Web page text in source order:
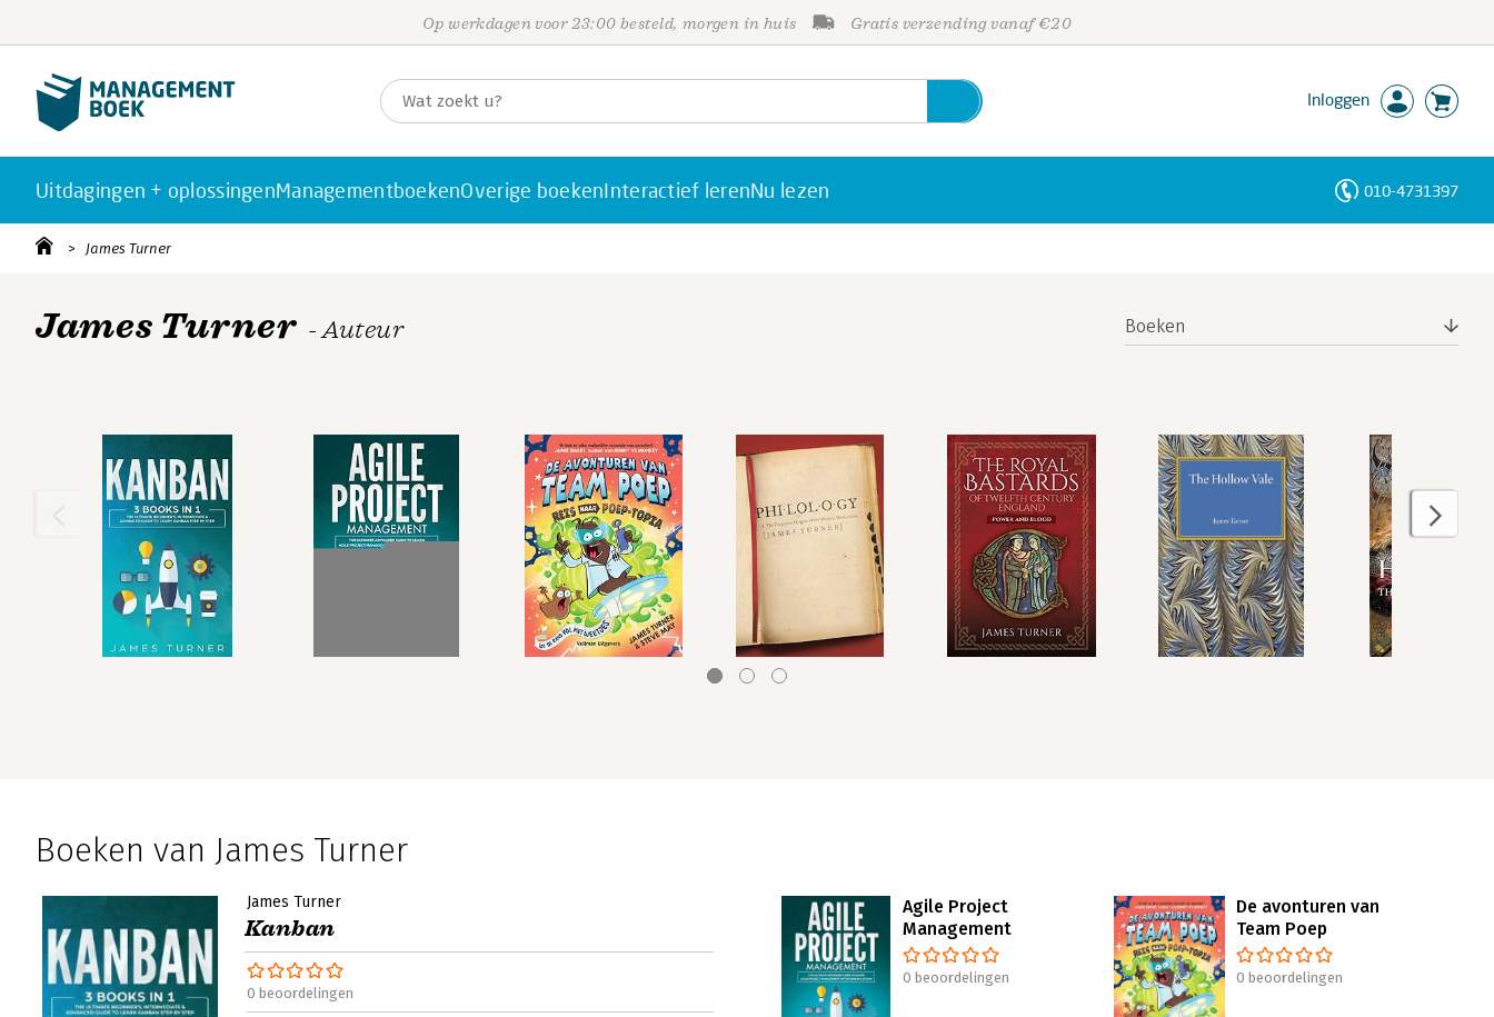
Op werkdagen voor 23:00 besteld, morgen in huis Gratis verzending vanaf €20
Inloggen
Uitdagingen + oplossingenManagementboekenOverige boekenInteractief lerenNu lezen 010-4731397
James Turner
James Turner - Auteur Boeken
Boeken van James Turner
James Turner
Kanban
0 beoordelingen
Agile Project
Management
0 beoordelingen
De avonturen van
Team Poep
0 beoordelingen
Personen